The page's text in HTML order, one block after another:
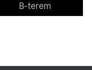
B-terem